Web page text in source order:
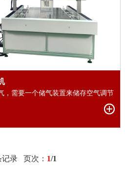
，需要一个储气装置来储存空气调节
录 页次： 1/1